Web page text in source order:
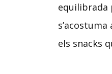
equilibrada
els snacks